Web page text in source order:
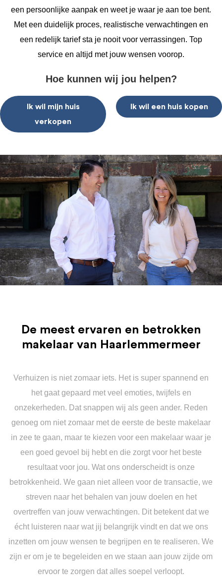
een persoonlijke aanpak en weet je waar je aan toe bent.
Met een duidelijk proces, realistische verwachtingen en
een redelijk tarief sta je nooit voor verrassingen. Top
service en altijd met jouw wensen voorop.
Hoe kunnen wij jou helpen?
Ik wil mijn huis
verkopen
Ik wil een huis kopen
De meest ervaren en betrokken
makelaar van Haarlemmermeer
Verhuizen is niet zomaar iets. Het is super spannend en
het gaat gepaard met veel emoties, twijfels en
onzekerheden. Dat snappen wij als geen ander. Reden
genoeg om niet zomaar met de eerste de beste makelaar
in zee te gaan, maar te kiezen voor een makelaar waar je
een goed gevoel bij hebt en die zorgt voor het beste
resultaat voor jou. Wat ons onderscheidt is onze
betrokkenheid. We gaan niet alleen voor de transactie, we
streven naar het behalen van jouw doelen en het
overtreffen van jouw verwachtingen. Dit betekent dat we
écht luisteren naar wat jij belangrijk vindt en dat we ons
inzetten om jouw wensen te begrijpen en te realiseren. We
zijn er om je te begeleiden en we staan aan jouw zijde om
ervoor te zorgen dat alles soepel verloopt.